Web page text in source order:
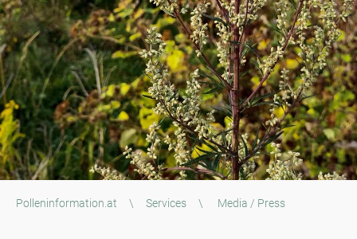
Polleninformation.at \ Services \ Media / Press